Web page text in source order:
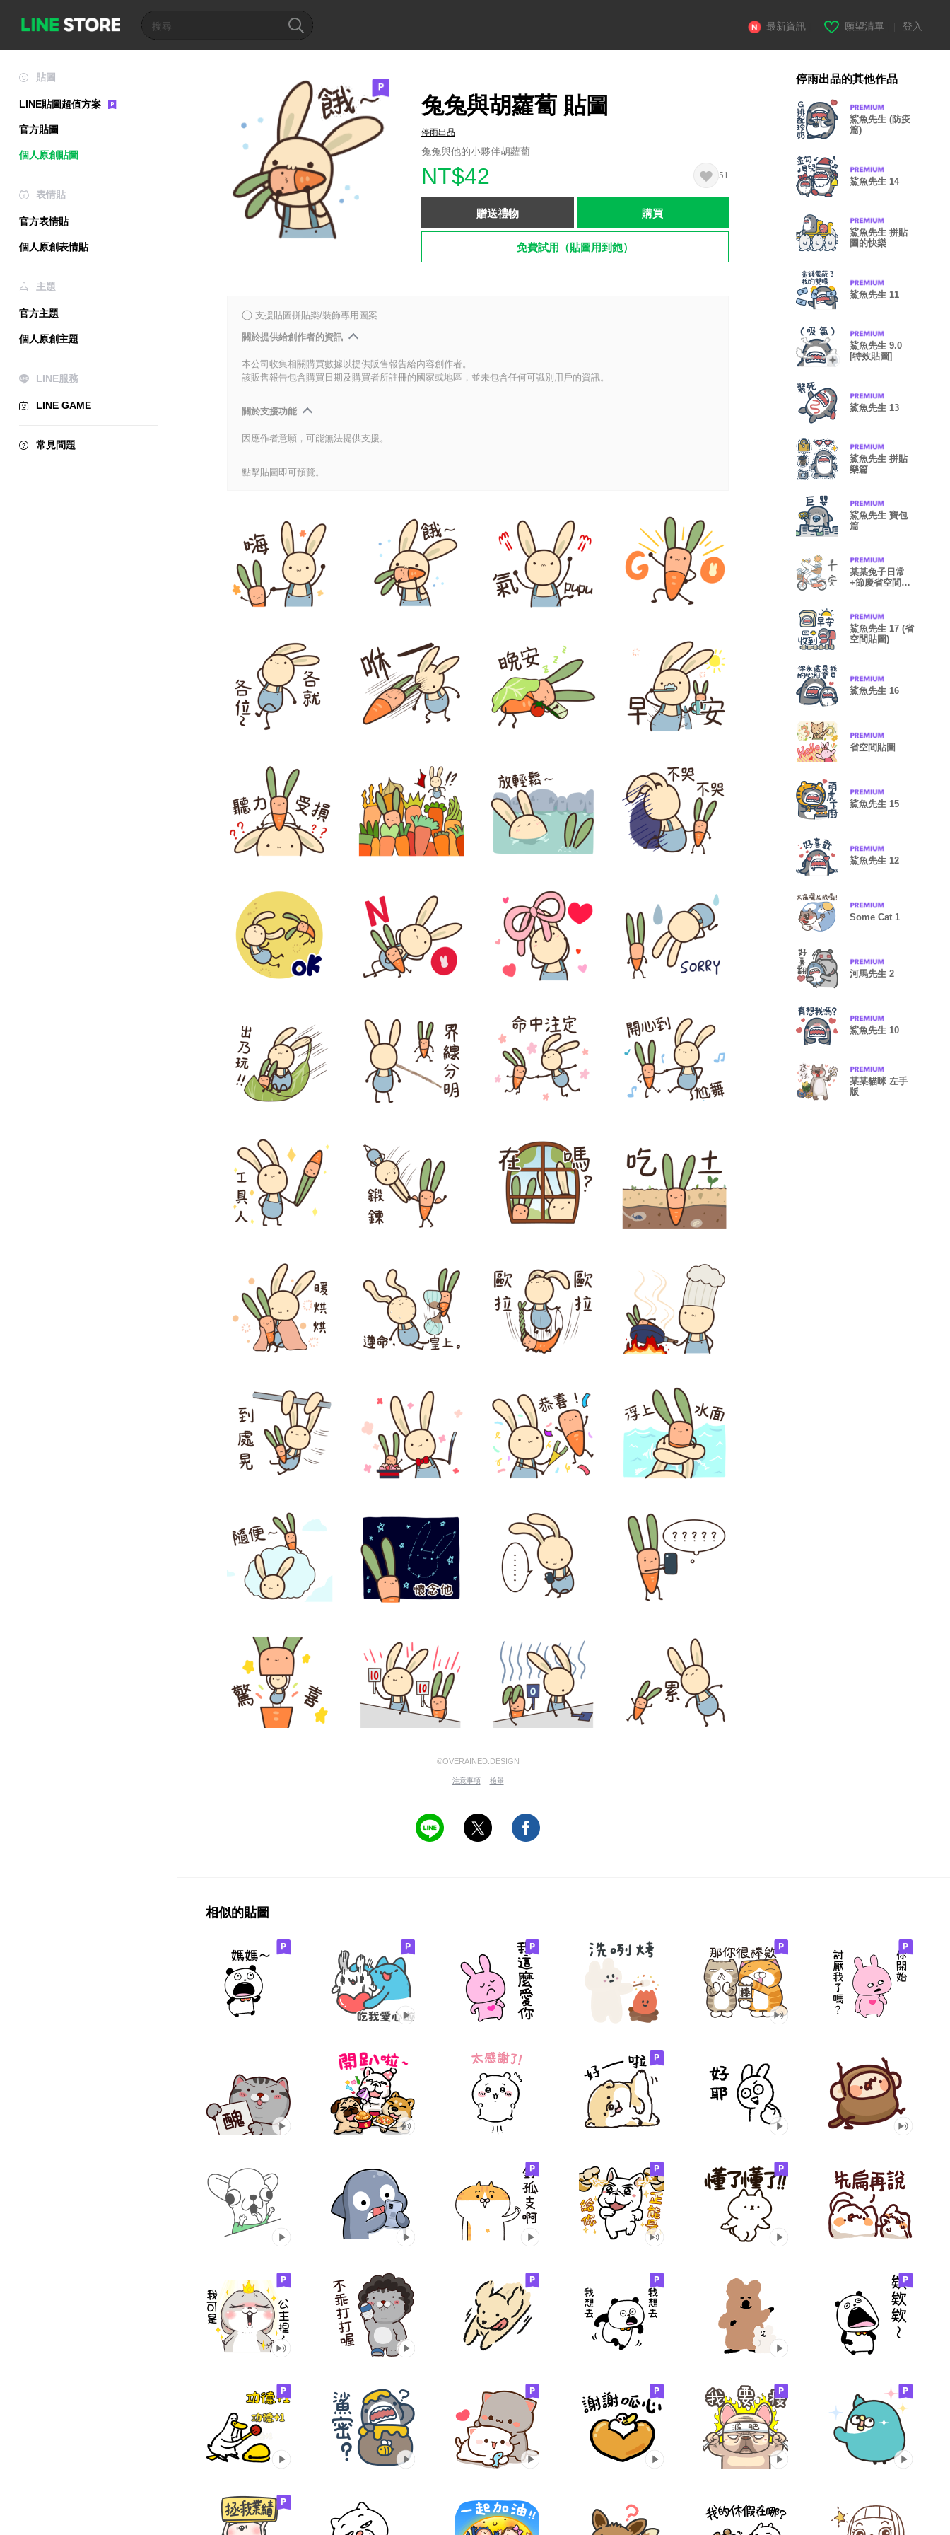
最新資訊 願望清單 登入
貼圖
LINE貼圖超值方案
官方貼圖
個人原創貼圖
表情貼
官方表情貼
個人原創表情貼
主題
官方主題
個人原創主題
LINE服務
LINE GAME
常見問題
兔兔與胡蘿蔔 貼圖
停雨出品
兔兔與他的小夥伴胡蘿蔔
NT$42 51
贈送禮物 購買
免費試用（貼圖用到飽）
支援貼圖拼貼樂/裝飾專用圖案
關於提供給創作者的資訊
本公司收集相關購買數據以提供販售報告給內容創作者。
該販售報告包含購買日期及購買者所註冊的國家或地區，並未包含任何可識別用戶的資訊。
關於支援功能
因應作者意願，可能無法提供支援。
點擊貼圖即可預覽。
©OVERAINED.DESIGN
注意事項 檢舉
停雨出品的其他作品
鯊魚先生 (防疫
篇)
鯊魚先生 14
鯊魚先生 拼貼
圖的快樂
鯊魚先生 11
鯊魚先生 9.0
[特效貼圖]
鯊魚先生 13
鯊魚先生 拼貼
樂篇
鯊魚先生 寶包
篇
某某兔子日常
+節慶省空間貼
鯊魚先生 17 (省
空間貼圖)
鯊魚先生 16
省空間貼圖
鯊魚先生 15
鯊魚先生 12
Some Cat 1
河馬先生 2
鯊魚先生 10
某某貓咪 左手
版
相似的貼圖